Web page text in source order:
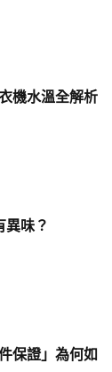
機水溫全解析
異味？
保證」為何如